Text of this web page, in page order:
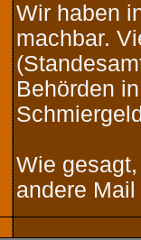
Wir haben
machbar.
Behörden
Wie
andere